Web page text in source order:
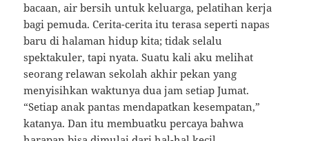
bacaan, air bersih untuk keluarga, pelatihan kerja
bagi pemuda. Cerita-cerita itu terasa seperti napas
baru di halaman hidup kita; tidak selalu
spektakuler, tapi nyata. Suatu kali aku melihat
seorang relawan sekolah akhir pekan yang
menyisihkan waktunya dua jam setiap Jumat.
“Setiap anak pantas mendapatkan kesempatan,”
katanya. Dan itu membuatku percaya bahwa